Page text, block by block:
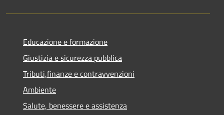
Educazione e formazione
Giustizia e sicurezza pubblica
Tributi,finanze e contravvenzioni
Ambiente
Salute, benessere e assistenza